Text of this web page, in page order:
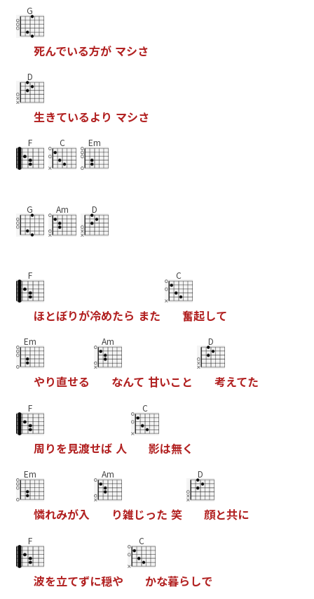
G
死んでいる方が マシさ
D
生きているよ り マシさ
F C Em
G Am D
F
ほとぼりが冷めたら また
C
奮起して
Em
やり直せる
Am
なんて 甘いこ と
D
考えてた
F
周りを見渡せば 人
C
影は無く
Em
憐れみが入
Am
り雑じった 笑
D
顔と共に
F
波を立てずに穏や
C
かな暮ら しで